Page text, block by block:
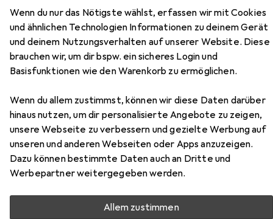
Wenn du nur das Nötigste wählst, erfassen wir mit Cookies
und ähnlichen Technologien Informationen zu deinem Gerät
und deinem Nutzungsverhalten auf unserer Website. Diese
brauchen wir, um dir bspw. ein sicheres Login und
Basisfunktionen wie den Warenkorb zu ermöglichen.
Wenn du allem zustimmst, können wir diese Daten darüber
hinaus nutzen, um dir personalisierte Angebote zu zeigen,
unsere Webseite zu verbessern und gezielte Werbung auf
unseren und anderen Webseiten oder Apps anzuzeigen.
Dazu können bestimmte Daten auch an Dritte und
Werbepartner weitergegeben werden.
Allem zustimmen
EUR
279,–
Oakley Holbrook
Zubehör für Oakley Holbrook
Hier findest du passendes Zubehör zum Produkt Oakley
Holbrook aus den Kategorien Brillen Zubehör,
Veloreinigung + Velopflege und Brillenetui.
Beliebt Brillen Zubehör Veloreinigung + Velopflege